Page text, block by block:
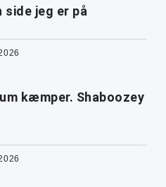
jeg er på
kæmper. Shaboozey